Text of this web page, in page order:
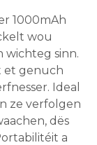
1000mAh
wou
wichteg sinn.
et genuch
Ideal
ze verfolgen
dës
a